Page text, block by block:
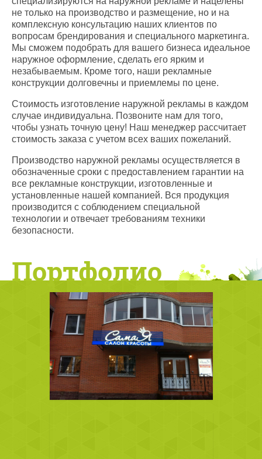
не только на производство и размещение, но и на
комплексную консультацию наших клиентов по
вопросам брендирования и специального маркетинга.
Мы сможем подобрать для вашего бизнеса идеальное
наружное оформление, сделать его ярким и
незабываемым. Кроме того, наши рекламные
конструкции долговечны и приемлемы по цене.
Стоимость изготовление наружной рекламы в каждом
случае индивидуальна. Позвоните нам для того,
чтобы узнать точную цену! Наш менеджер рассчитает
стоимость заказа с учетом всех ваших пожеланий.
Производство наружной рекламы осуществляется в
обозначенные сроки с предоставлением гарантии на
все рекламные конструкции, изготовленные и
установленные нашей компанией. Вся продукция
производится с соблюдением специальной
технологии и отвечает требованиям техники
безопасности.
Портфолио